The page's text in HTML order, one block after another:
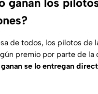
de todos, los pilotos de
premio por parte de la
se lo entregan